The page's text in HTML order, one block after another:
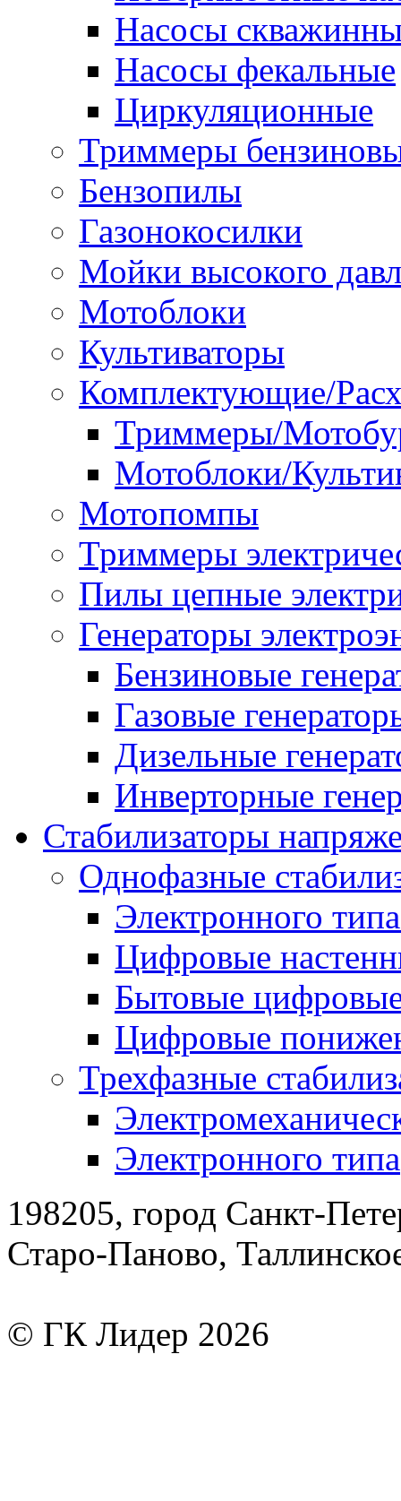
Насосы
Насосы фекальные
Циркуляционные
Триммеры
Бензопилы
Газонокосилки
Мойки высокого
Мотоблоки
Культиваторы
Комплектующие/
Триммеры/
Мотоблоки/
Мотопомпы
Триммеры
Пилы цепные
Генераторы
Бензиновые
Газовые
Дизельные
Инверторные
Стабилизаторы
Однофазные
Электронного
Цифровые
Бытовые
Цифровые
Трехфазные
Электронного типа
198205, город Санкт-
Старо-Паново,
© ГК Лидер 2026